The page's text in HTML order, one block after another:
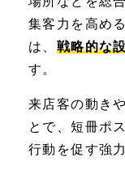
集客力を高め
は、 戦略的な
す。
来店客の動き
とで、短冊ポ
行動を促す強